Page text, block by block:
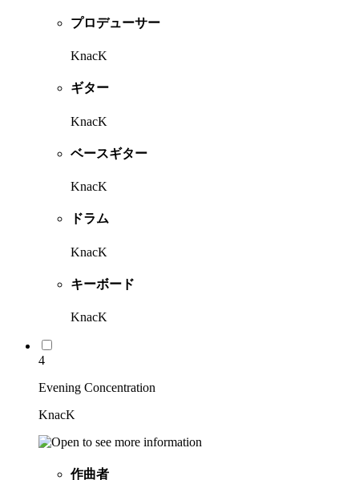
プロデューサー
KnacK
ギター
KnacK
ベースギター
KnacK
ドラム
KnacK
キーボード
KnacK
4
Evening Concentration
KnacK
作曲者